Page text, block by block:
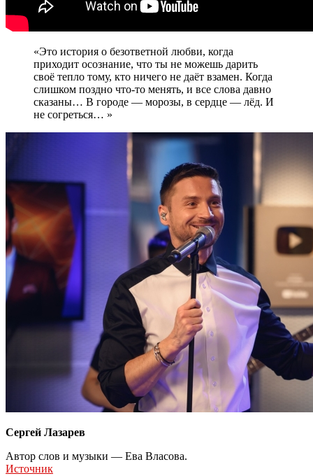
«Это история о безответной любви, когда
приходит осознание, что ты не можешь дарить
своё тепло тому, кто ничего не даёт взамен. Когда
слишком поздно что-то менять, и все слова давно
сказаны… В городе — морозы, в сердце — лёд. И
не согреться… »
Сергей Лазарев
Автор слов и музыки — Ева Власова.
Источник